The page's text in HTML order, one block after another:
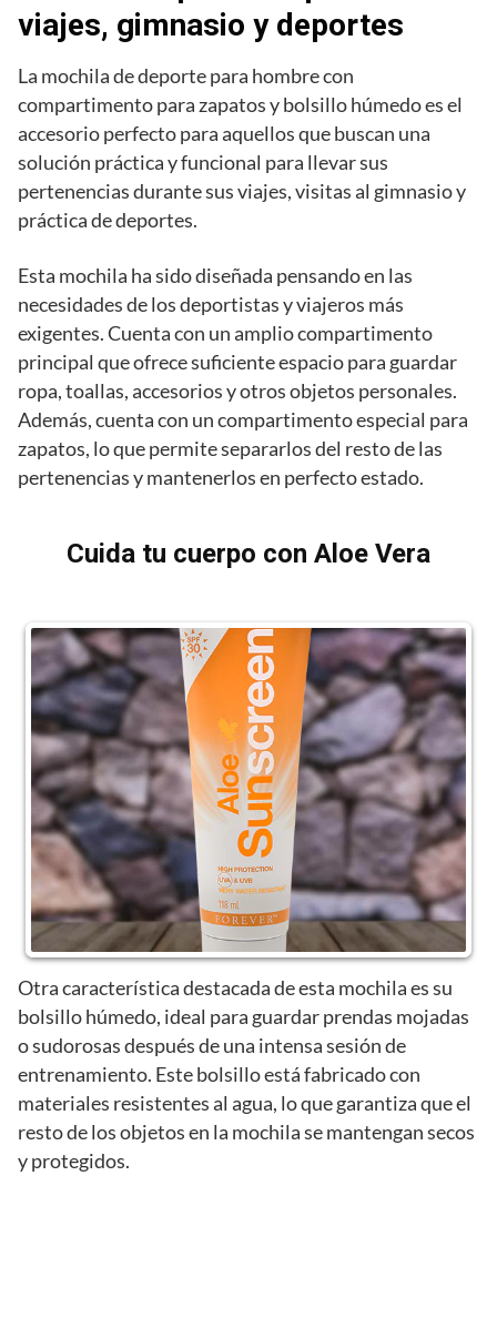
viajes, gimnasio y deportes
La mochila de deporte para hombre con
compartimento para zapatos y bolsillo húmedo es el
accesorio perfecto para aquellos que buscan una
solución práctica y funcional para llevar sus
pertenencias durante sus viajes, visitas al gimnasio y
práctica de deportes.
Esta mochila ha sido diseñada pensando en las
necesidades de los deportistas y viajeros más
exigentes. Cuenta con un amplio compartimento
principal que ofrece suficiente espacio para guardar
ropa, toallas, accesorios y otros objetos personales.
Además, cuenta con un compartimento especial para
zapatos, lo que permite separarlos del resto de las
pertenencias y mantenerlos en perfecto estado.
Cuida tu cuerpo con Aloe Vera
Otra característica destacada de esta mochila es su
bolsillo húmedo, ideal para guardar prendas mojadas
o sudorosas después de una intensa sesión de
entrenamiento. Este bolsillo está fabricado con
materiales resistentes al agua, lo que garantiza que el
resto de los objetos en la mochila se mantengan secos
y protegidos.